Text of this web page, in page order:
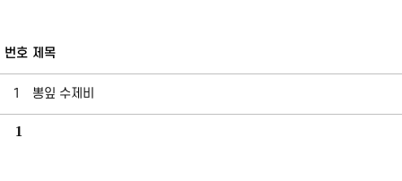
번호 제목
1 뽕잎 수제비
1